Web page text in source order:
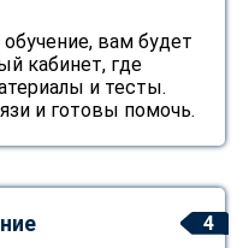
вам будет
кабинет, где
и тесты.
и готовы помочь.
4